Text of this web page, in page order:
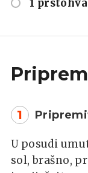
1
1
U posudi
sol, brašno,